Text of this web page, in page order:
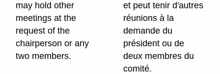
may hold other
meetings at the
request of the
chairperson or any
two members.
et peut tenir d'autres
réunions à la
demande du
président ou de
deux membres du
comité.